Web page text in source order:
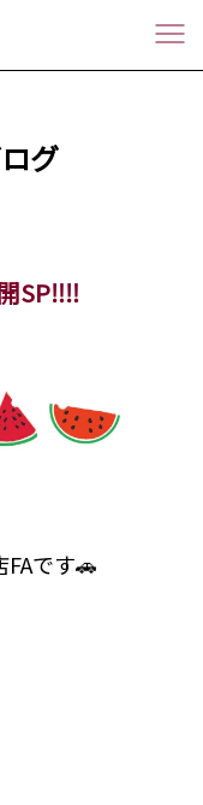
グ
SP‼️‼️
です🚗